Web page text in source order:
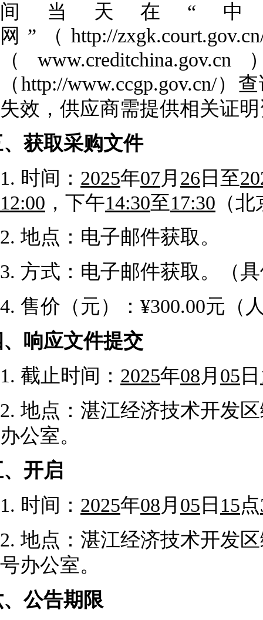
间当天在 “中
网”（http://
（
（http://www.ccgp.gov.cn/
失效， 供应商需提供相关证
获取采购文件
1. 时间： 2025年07月 26 日至
12:00 ，下午14:30至17:30 （
2. 地点： 电子邮件获取。
3. 方式： 电子邮件获取。（
4. 售价（元）： ¥300.00元（
响应文件提交
1. 截止时间： 2025年08月 05 日
2. 地点： 湛江经济技术开发
办公室。
开启
1. 时间： 2025年08月 05 日 15点
2. 地点： 湛江经济技术开发
号办公室。
公告期限